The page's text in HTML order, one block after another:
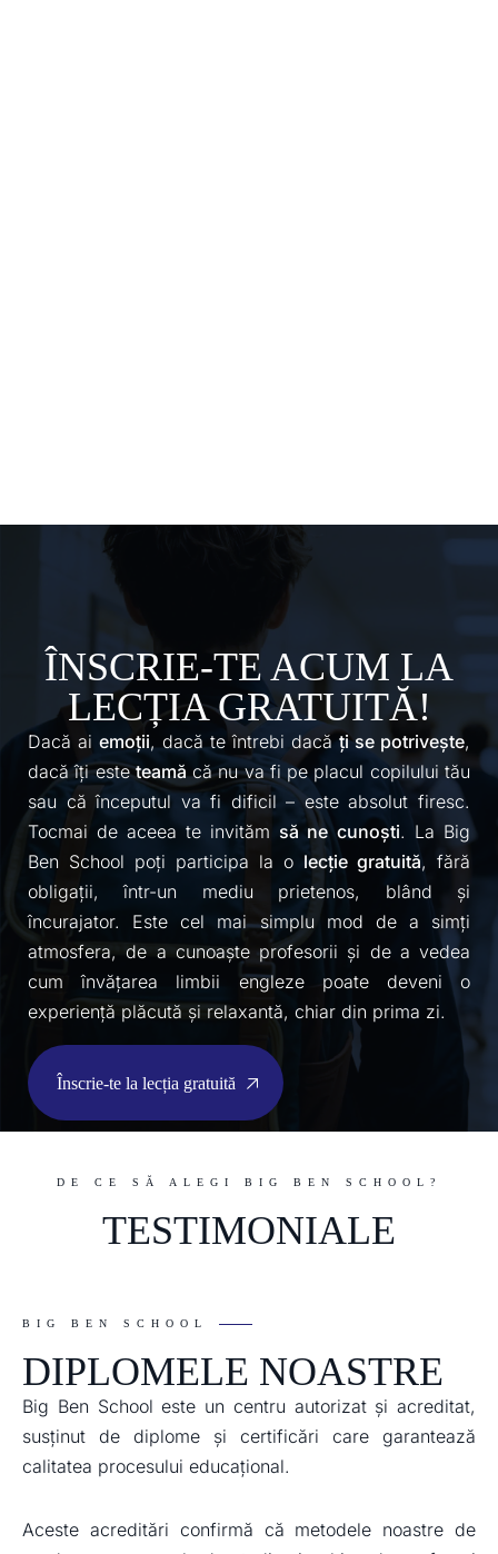
ÎNSCRIE-TE ACUM LA
LECȚIA GRATUITĂ!
Dacă ai emoții, dacă te întrebi dacăți se potrivește,
dacă îți esteteamăcă nu va fi pe placul copilului tău
sau că începutul va fi dificil – este absolut firesc.
Tocmai de aceea te invităm să ne cunoști. La Big
Ben School poți participa la o lecție gratuită, fără
obligații, într-un mediu prietenos, blând și
încurajator. Este cel mai simplu mod de a simți
atmosfera, de a cunoaște profesorii și de a vedea
cum învățarea limbii engleze poate deveni o
experiență plăcută și relaxantă, chiar din prima zi.
Înscrie-te la lecția gratuită
DE CE SĂ ALEGI BIG BEN SCHOOL?
TESTIMONIALE
BIG BEN SCHOOL
DIPLOMELE NOASTRE
Big Ben School este un centru autorizat și acreditat,
susținut de diplome și certificări care garantează
calitatea procesului educațional.
Aceste acreditări confirmă că metodele noastre de